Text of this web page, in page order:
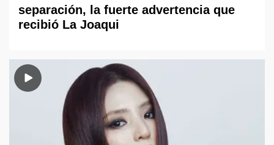
separación, la fuerte advertencia que
recibió La Joaqui